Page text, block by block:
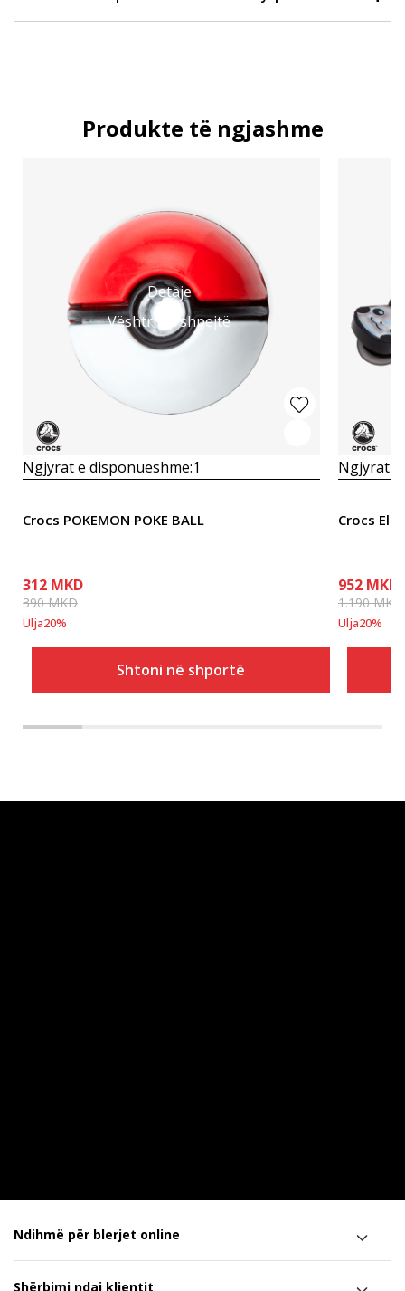
Produkte të ngjashme
Detaje
Vështrim i shpejtë
Ngjyrat e disponueshme:1
Crocs POKEMON POKE BALL
312 MKD
390MKD
Ulja20%
Shtoni në shportë
Ngjyrat e
Crocs
952 MKD
1.190MKD
Ulja20%
Ndihmë për blerjet online
Shërbimi ndaj klientit